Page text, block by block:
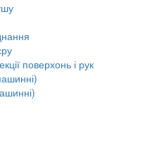
поверхонь і рук